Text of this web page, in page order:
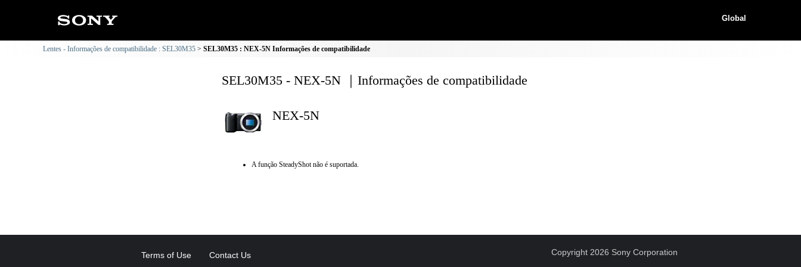
Global
Lentes - Informações de compatibilidade : SEL30M35 SEL30M35 : NEX-5N Informações de compatibilidade
SEL30M35 - NEX-5N ｜Informações de compatibilidade
NEX-5N
A função SteadyShot não é suportada.
Terms of Use Contact Us Copyright 2026 Sony Corporation